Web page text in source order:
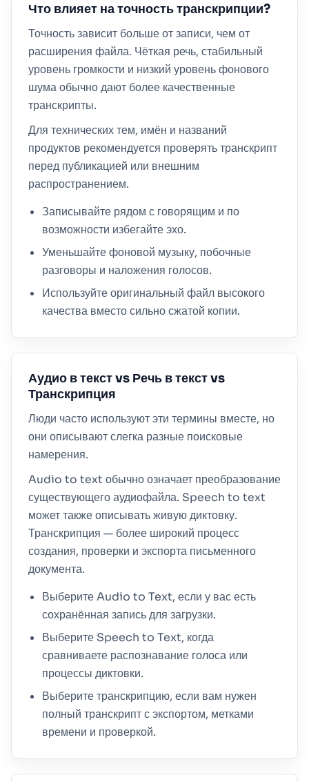
Что влияет на точность транскрипции?
Точность зависит больше от записи, чем от
расширения файла. Чёткая речь, стабильный
уровень громкости и низкий уровень фонового
шума обычно дают более качественные
транскрипты.
Для технических тем, имён и названий
продуктов рекомендуется проверять транскрипт
перед публикацией или внешним
распространением.
Записывайте рядом с говорящим и по
возможности избегайте эхо.
Уменьшайте фоновой музыку, побочные
разговоры и наложения голосов.
Используйте оригинальный файл высокого
качества вместо сильно сжатой копии.
Аудио в текст vs Речь в текст vs
Транскрипция
Люди часто используют эти термины вместе, но
они описывают слегка разные поисковые
намерения.
Audio to text обычно означает преобразование
существующего аудиофайла. Speech to text
может также описывать живую диктовку.
Транскрипция — более широкий процесс
создания, проверки и экспорта письменного
документа.
Выберите Audio to Text, если у вас есть
сохранённая запись для загрузки.
Выберите Speech to Text, когда
сравниваете распознавание голоса или
процессы диктовки.
Выберите транскрипцию, если вам нужен
полный транскрипт с экспортом, метками
времени и проверкой.